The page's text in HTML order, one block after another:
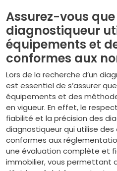
Assurez-vous
diagnostiqueur
équipements et
conformes aux
Lors de la recherche d’un
est essentiel de s’assurer
équipements et des
en vigueur. En effet, le
fiabilité et la précision des
diagnostiqueur qui utilise
conformes aux
une évaluation complète et
immobilier, vous permettant